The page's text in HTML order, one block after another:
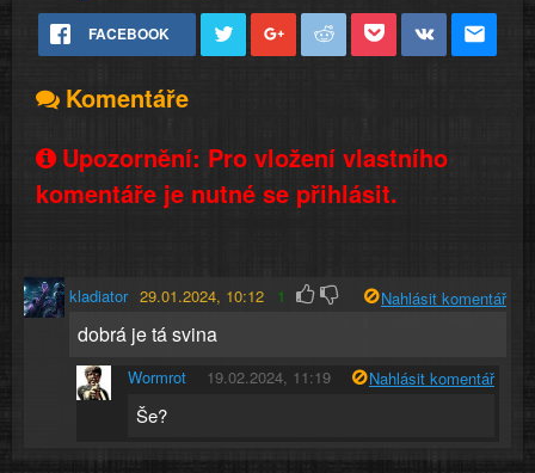
FACEBOOK
Komentáře
Upozornění: Pro vložení vlastního
komentáře je nutné se přihlásit.
kladiator 29.01.2024, 10:12 1 Nahlásit komentář
dobrá je tá svina
Wormrot 19.02.2024, 11:19 Nahlásit komentář
Še?